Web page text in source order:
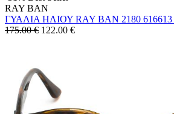
RAY BAN
ΓΥΑΛΙΑ ΗΛΙΟΥ RAY BAN 2180 616613
175.00 € 122.00 €